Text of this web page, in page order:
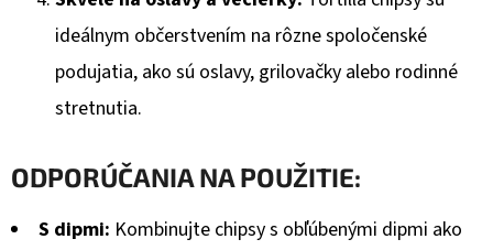
ideálnym občerstvením na rôzne spoločenské
podujatia, ako sú oslavy, grilovačky alebo rodinné
stretnutia.
ODPORÚČANIA NA POUŽITIE:
S dipmi: Kombinujte chipsy s obľúbenými dipmi ako